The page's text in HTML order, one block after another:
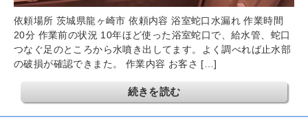
依頼場所 茨城県龍ヶ崎市 依頼内容 浴室蛇口水漏れ 作業時間
20分 作業前の状況 10年ほど使った浴室蛇口で、給水管、蛇口
つなぐ足のところから水噴き出してます。よく調べれば止水部
の破損が確認できまた。 作業内容 お客さ […]
続きを読む